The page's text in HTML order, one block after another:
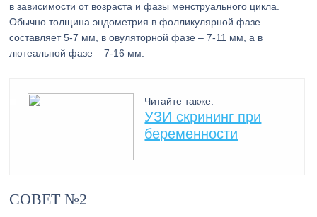
в зависимости от возраста и фазы менструального цикла.
Обычно толщина эндометрия в фолликулярной фазе
составляет 5-7 мм, в овуляторной фазе – 7-11 мм, а в
лютеальной фазе – 7-16 мм.
Читайте также:
УЗИ скрининг при
беременности
СОВЕТ №2